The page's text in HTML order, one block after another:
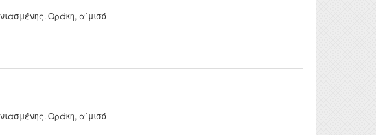
Θράκη, α΄μισό
Θράκη, α΄μισό